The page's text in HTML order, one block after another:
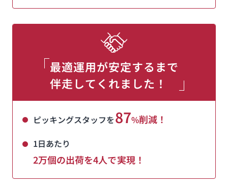
最適運用が安定するまで
伴走してくれました！
ピッキングスタッフを87%削減！
1日あたり
2万個の出荷を4人で実現！